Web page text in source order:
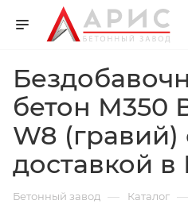
бетон М350
W8 (гравий)
доставкой
Бетонный завод — Каталог —